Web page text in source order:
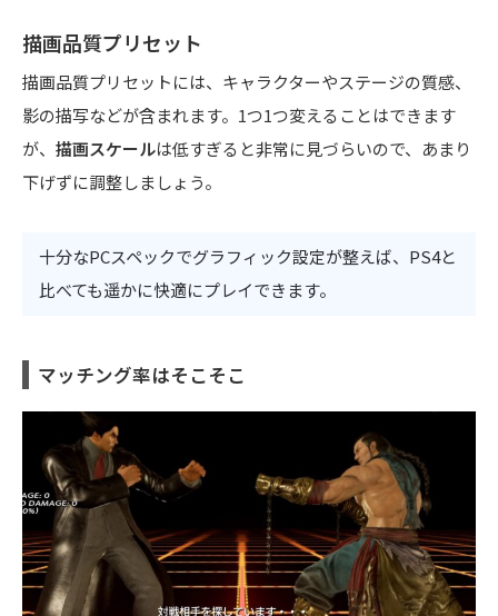
描画品質プリセット
描画品質プリセットには、キャラクターやステージの質感、
影の描写などが含まれます。1つ1つ変えることはできます
が、 描画スケールは低すぎると非常に見づらいので、あまり
下げずに調整しましょう。
十分なPCスペックでグラフィック設定が整えば、PS4と
比べても遥かに快適にプレイできます。
マッチング率はそこそこ